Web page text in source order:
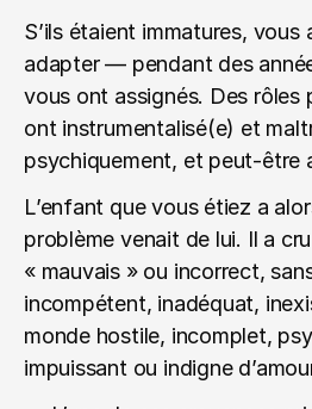
S’ils étaient immatures, vous
adapter — pendant des
vous ont assignés. Des rôles
ont instrumentalisé(e) et
psychiquement, et peut-être
L’enfant que vous étiez a
problème venait de lui. Il a
« mauvais » ou incorrect,
incompétent, inadéquat,
monde hostile, incomplet,
impuissant ou indigne